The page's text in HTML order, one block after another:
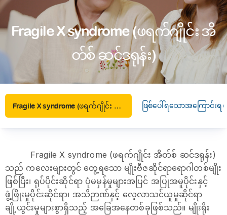
Fragile X syndrome (ဖရက်ဂျိုင်း အိ
တ်စ် ဆင်ဒရုန်း)
Fragile X syndrome (ဖရက်ဂျိုင်း အိတ်စ် ဆင်ဒရုန်း) ဖြစ်ပေါ်ရသောအကြောင်းရင်း
Fragile X syndrome (ဖရက်ဂျိုင်း အိတ်စ် ဆင်ဒရုန်း)
သည် ကလေးများတွင် တွေ့ရသော မျိုးဗီဇဆိုင်ရာရောဂါတစ်မျိုး
ဖြစ်ပြီး၊ ရုပ်ပိုင်းဆိုင်ရာ ပုံမမှန်မှုများအပြင် အပြုအမူပိုင်းနှင့်
ဖွံ့ဖြိုးမှုပိုင်းဆိုင်ရာ၊ အသိဉာဏ်နှင့် လေ့လာသင်ယူမှုဆိုင်ရာ
ချို့ယွင်းမှုများစွာရှိသည့် အခြေအနေတစ်ခုဖြစ်သည်။ မျိုးရိုး